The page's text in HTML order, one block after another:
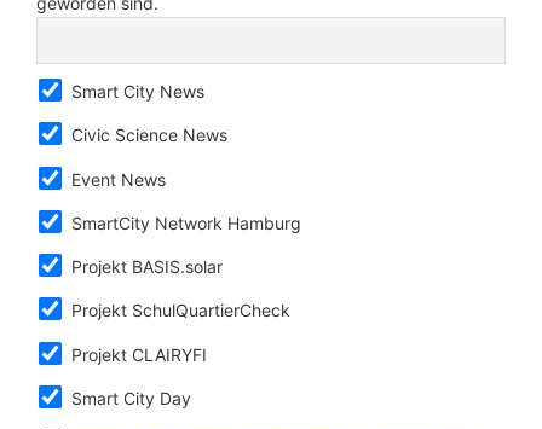
Smart City News
Civic Science News
Event News
SmartCity Network Hamburg
Projekt BASIS.solar
Projekt SchulQuartierCheck
Projekt CLAIRYFI
Smart City Day